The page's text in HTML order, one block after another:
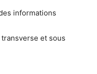
informations
et sous